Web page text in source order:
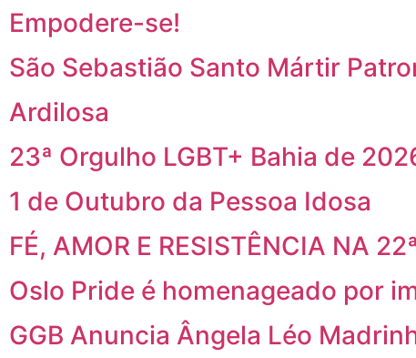
Empodere-se!
São Sebastião Santo Mártir
Ardilosa
23ª Orgulho LGBT+ Bahia de
1 de Outubro da Pessoa Idosa
FÉ, AMOR E RESISTÊNCIA NA
Oslo Pride é homenageado por
GGB Anuncia Ângela Léo